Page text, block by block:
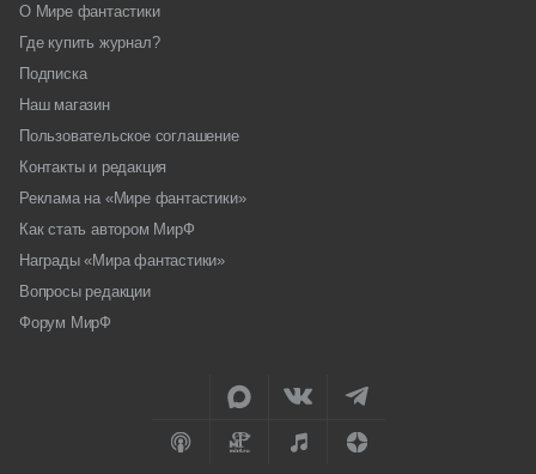
О Мире фантастики
Где купить журнал?
Подписка
Наш магазин
Пользовательское соглашение
Контакты и редакция
Реклама на «Мире фантастики»
Как стать автором МирФ
Награды «Мира фантастики»
Вопросы редакции
Форум МирФ